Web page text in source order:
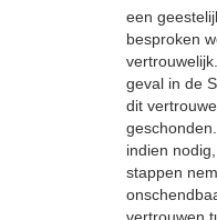
een
besproken
geval in de
dit
indien
stappen